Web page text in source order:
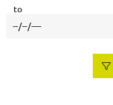
to